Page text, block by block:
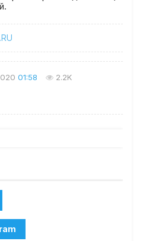
01:58 2.2K